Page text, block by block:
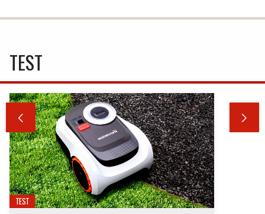
TEST
 
TEST